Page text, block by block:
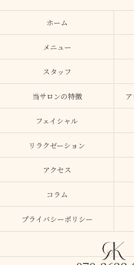
ホーム
メニュー
スタッフ
当サロンの特徴
フェイシャル
リラクゼーション
アクセス
コラム
プライバシーポリシー